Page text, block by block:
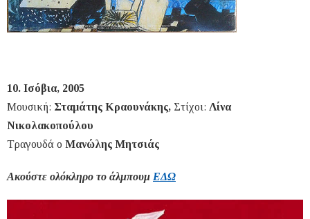
10. Ισόβια, 2005
Μουσική: Σταμάτης Κραουνάκης, Στίχοι: Λίνα
Νικολακοπούλου
Τραγουδά ο Μανώλης Μητσιάς
Ακούστε ολόκληρο το άλμπουμ ΕΔΩ